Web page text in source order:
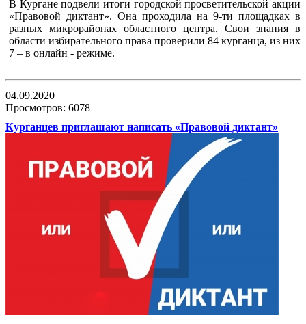
В Кургане подвели итоги городской просветительской акции
«Правовой диктант». Она проходила на 9-ти площадках в
разных микрорайонах областного центра. Свои знания в
области избирательного права проверили 84 курганца, из них
7 – в онлайн - режиме.
04.09.2020
Просмотров: 6078
Курганцев приглашают написать «Правовой диктант»